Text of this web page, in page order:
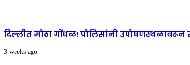
दिल्लीत मोठा गोंधळ! पोलिसांनी
3 weeks ago